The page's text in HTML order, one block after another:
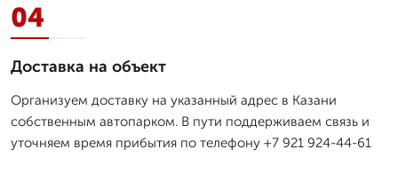
04
Доставка на объект
Организуем доставку на указанный адрес в Казани
собственным автопарком. В пути поддерживаем связь и
уточняем время прибытия по телефону +7 921 924-44-61